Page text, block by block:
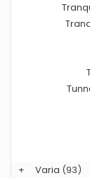
+
Varia (93)